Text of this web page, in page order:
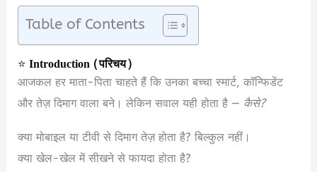
Table of Contents
⭐Introduction (परिचय)
आजकल हर माता-पिता चाहते हैं कि उनका बच्चा स्मार्ट, कॉन्फिडेंट
और तेज़ दिमाग वाला बने। लेकिन सवाल यही होता है — कैसे?
क्या मोबाइल या टीवी से दिमाग तेज़ होता है? बिल्कुल नहीं।
क्या खेल-खेल में सीखने से फायदा होता है?